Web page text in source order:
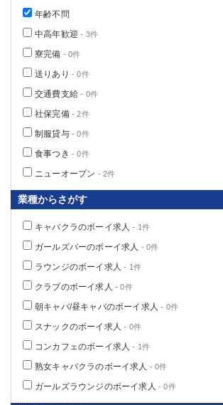
年齢不問
中高年歓迎 - 3件
寮完備 - 0件
送りあり - 0件
交通費支給 - 0件
社保完備- 2件
制服貸与- 0件
食事つき - 0件
ニューオープン - 2件
業種からさがす
キャバクラのボーイ求人 - 1件
ガールズバーのボーイ求人 - 0件
ラウンジのボーイ求人 - 1件
クラブのボーイ求人 - 0件
朝キャバ/昼キャバのボーイ求人 - 0件
スナックのボーイ求人 - 0件
コンカフェのボーイ求人 - 1件
熟女キャバクラのボーイ求人 - 0件
ガールズラウンジのボーイ求人 - 0件